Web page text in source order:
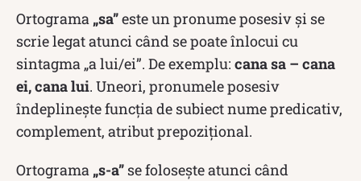
Ortograma „sa”este un pronume posesiv și se
scrie legat atunci când se poate înlocui cu
sintagma „a lui/ei”. De exemplu: cana sa – cana
ei, cana lui. Uneori, pronumele posesiv
îndeplinește funcția de subiect nume predicativ,
complement, atribut prepozițional.
Ortograma „s-a” se folosește atunci când